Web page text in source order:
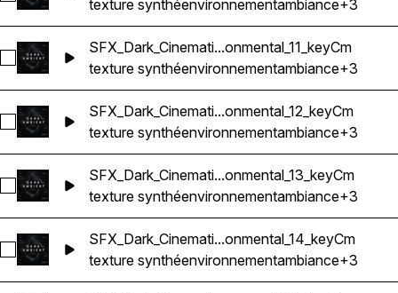
texture synthéenvironnementambiance+3
Sélectionnez
SFX_Dark_Cinemati...onmental_11_keyCm
texture synthéenvironnementambiance+3
Sélectionnez
SFX_Dark_Cinemati...onmental_12_keyCm
texture synthéenvironnementambiance+3
Sélectionnez
SFX_Dark_Cinemati...onmental_13_keyCm
texture synthéenvironnementambiance+3
Sélectionnez
SFX_Dark_Cinemati...onmental_14_keyCm
texture synthéenvironnementambiance+3